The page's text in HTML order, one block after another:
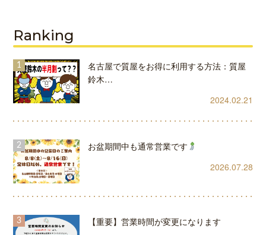
Ranking
名古屋で質屋をお得に利用する方法：質屋
鈴木…
2024.02.21
お盆期間中も通常営業です
2026.07.28
【重要】営業時間が変更になります